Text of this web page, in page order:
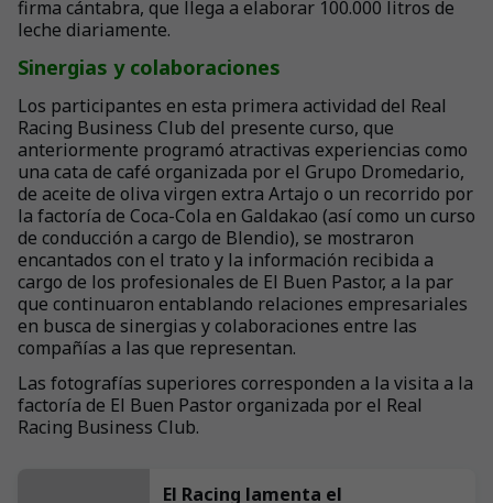
firma cántabra, que llega a elaborar 100.000 litros de
leche diariamente.
Sinergias y colaboraciones
Los participantes en esta primera actividad del Real
Racing Business Club del presente curso, que
anteriormente programó atractivas experiencias como
una cata de café organizada por el Grupo Dromedario,
de aceite de oliva virgen extra Artajo o un recorrido por
la factoría de Coca-Cola en Galdakao (así como un curso
de conducción a cargo de Blendio), se mostraron
encantados con el trato y la información recibida a
cargo de los profesionales de El Buen Pastor, a la par
que continuaron entablando relaciones empresariales
en busca de sinergias y colaboraciones entre las
compañías a las que representan.
Las fotografías superiores corresponden a la visita a la
factoría de El Buen Pastor organizada por el Real
Racing Business Club.
El Racing lamenta el